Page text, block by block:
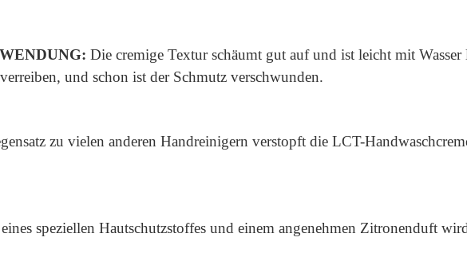
Die cremige Textur schäumt gut auf und ist leicht mit
und schon ist der Schmutz verschwunden.
zu vielen anderen Handreinigern verstopft die LCT-
speziellen Hautschutzstoffes und einem angenehmen Zitronenduft